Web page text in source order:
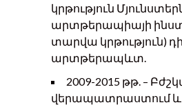
կրթություն
արտթերապիայի
տարվա կրթություն)
արտթերապևտ.
2009-2015 թթ. –
վերապատրաստում և